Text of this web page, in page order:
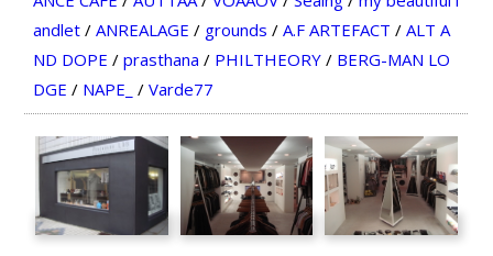
andlet/ ANREALAGE / grounds / A.F ARTEFACT / ALT A
ND DOPE / prasthana / PHILTHEORY/ BERG-MAN LO
DGE / NAPE_ / Varde77